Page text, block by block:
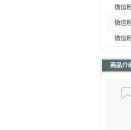
微信
微信
微信
商品介